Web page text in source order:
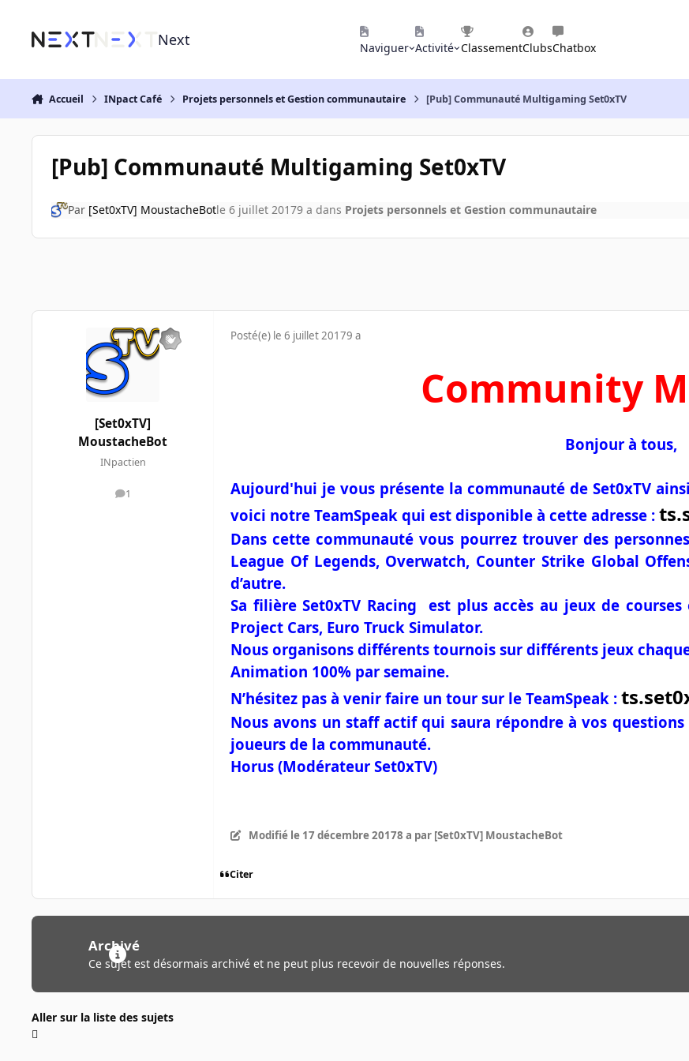
Next Naviguer Activité ClassementClubsChatbox
Accueil INpact Café Projets personnels et Gestion communautaire [Pub] Communauté Multigaming Set0xTV
[Pub] Communauté Multigaming Set0xTV
Par [Set0xTV] MoustacheBotle 6 juillet 20179 a dans Projets personnels et Gestion communautaire
[Set0xTV]
MoustacheBot
INpactien
1
messages
Posté(e) le 6 juillet 20179 a
Community
Bonjour à tous,
Aujourd'hui je vous présente la communauté de Set0xTV
voici notre TeamSpeak qui est disponible à cette adresse :
Dans cette communauté vous pourrez trouver des
League Of Legends, Overwatch, Counter Strike Global
d’autre.
Sa filière Set0xTV Racing est plus accès au jeux de
Project Cars, Euro Truck Simulator.
Nous organisons différents tournois sur différents jeux
Animation 100% par semaine.
N’hésitez pas à venir faire un tour sur le TeamSpeak :
Nous avons un staff actif qui saura répondre à vos
joueurs de la communauté.
Horus (Modérateur Set0xTV)
Modifié le 17 décembre 20178 a par [Set0xTV] MoustacheBot
Citer
Archivé
Ce sujet est désormais archivé et ne peut plus recevoir de nouvelles réponses.
Aller sur la liste des sujets